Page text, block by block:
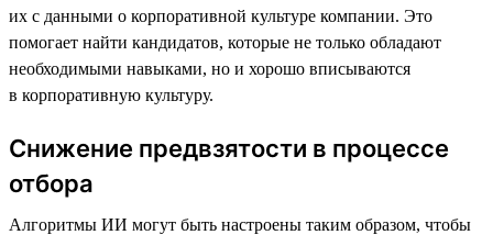
их с данными о корпоративной культуре компании. Это
помогает найти кандидатов, которые не только обладают
необходимыми навыками, но и хорошо вписываются
в корпоративную культуру.
Снижение предвзятости в процессе
отбора
Алгоритмы ИИ могут быть настроены таким образом, чтобы